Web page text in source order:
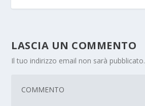
LASCIA UN COMMENTO
Il tuo indirizzo email non sarà pubblicato.